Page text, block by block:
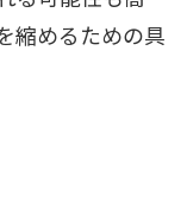
縮めるための具